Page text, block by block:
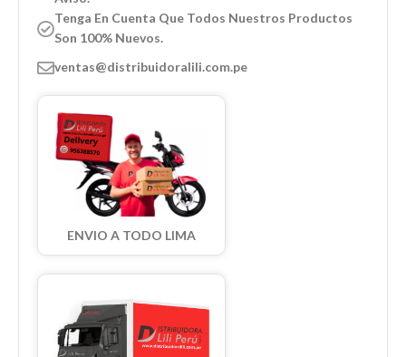
Tenga En Cuenta Que Todos Nuestros Productos
Son 100% Nuevos.
ventas@distribuidoralili.com.pe
ENVIO A TODO LIMA